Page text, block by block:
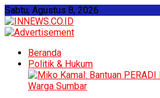
Sabtu, Agustus 8, 2026
Beranda
Politik & Hukum